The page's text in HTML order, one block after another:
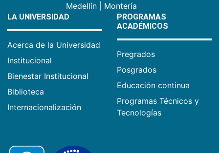
Medellín
Montería
LA UNIVERSIDAD
Acerca de la Universidad
Institucional
Bienestar Institucional
Biblioteca
Internacionalización
PROGRAMAS
ACADÉMICOS
Pregrados
Posgrados
Educación continua
Programas Técnicos y
Tecnologías